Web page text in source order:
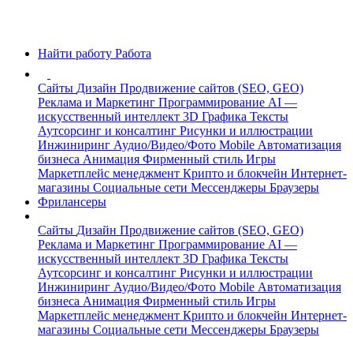
Найти работу Работа
Сайты Дизайн Продвижение сайтов (SEO, GEO)
Реклама и Маркетинг Программирование AI —
искусственный интеллект 3D Графика Тексты
Аутсорсинг и консалтинг Рисунки и иллюстрации
Инжиниринг Аудио/Видео/Фото Mobile Автоматизация
бизнеса Анимация Фирменный стиль Игры
Маркетплейс менеджмент Крипто и блокчейн Интернет-
магазины Социальные сети Мессенджеры Браузеры
Фрилансеры
Сайты Дизайн Продвижение сайтов (SEO, GEO)
Реклама и Маркетинг Программирование AI —
искусственный интеллект 3D Графика Тексты
Аутсорсинг и консалтинг Рисунки и иллюстрации
Инжиниринг Аудио/Видео/Фото Mobile Автоматизация
бизнеса Анимация Фирменный стиль Игры
Маркетплейс менеджмент Крипто и блокчейн Интернет-
магазины Социальные сети Мессенджеры Браузеры